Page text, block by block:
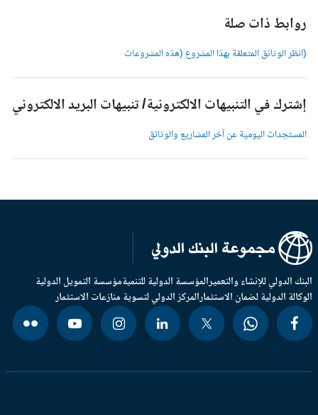
روابط ذات صلة
(انظر الوثائق المتعلقة بهذا المشروع (هذه المشروعات
إشترك في التنبيهات الالكترونية/ تنبيهات البريد الالكتروني
المستجدات اليومية عن آخر المشاريع والوثائق
الدولي للإنشاء والتعميرالمؤسسة الدولية للتنميةمؤسسة التمويل الدولية
الدولية لضمان الاستثمارالمركز الدولي لتسوية منازعات الاستثمار